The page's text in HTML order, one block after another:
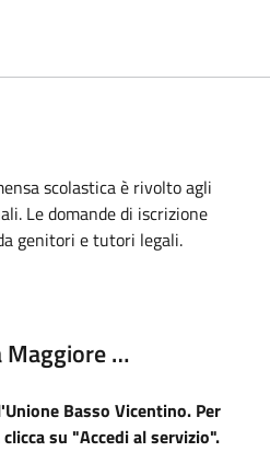
scolastica è rivolto agli
Le domande di iscrizione
genitori e tutori legali.
Maggiore …
Basso Vicentino. Per
su "Accedi al servizio".